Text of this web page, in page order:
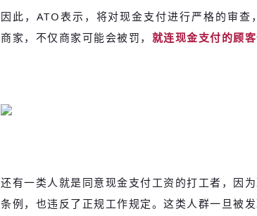
因此，ATO表示，将对现金支付进行严格的审
商家，不仅商家可能会被罚， 就连现金支付的顾
还有一类人就是同意现金支付工资的打工者，因
条例，也违反了正规工作规定。这类人群一旦被